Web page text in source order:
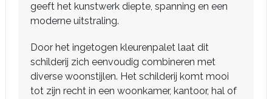
geeft het kunstwerk diepte, spanning en een
moderne uitstraling.
Door het ingetogen kleurenpalet laat dit
schilderij zich eenvoudig combineren met
diverse woonstijlen. Het schilderij komt mooi
tot zijn recht in een woonkamer, kantoor, hal of